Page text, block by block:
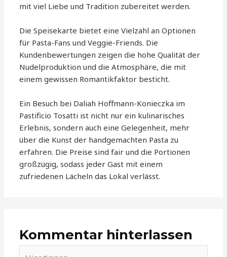
mit viel Liebe und Tradition zubereitet werden.
Die Speisekarte bietet eine Vielzahl an Optionen
für Pasta-Fans und Veggie-Friends. Die
Kundenbewertungen zeigen die hohe Qualität der
Nudelproduktion und die Atmosphäre, die mit
einem gewissen Romantikfaktor besticht.
Ein Besuch bei Daliah Hoffmann-Konieczka im
Pastificio Tosatti ist nicht nur ein kulinarisches
Erlebnis, sondern auch eine Gelegenheit, mehr
über die Kunst der handgemachten Pasta zu
erfahren. Die Preise sind fair und die Portionen
großzügig, sodass jeder Gast mit einem
zufriedenen Lächeln das Lokal verlässt.
Kommentar hinterlassen